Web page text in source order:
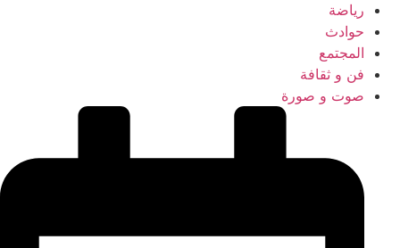
رياضة
حوادث
المجتمع
فن و ثقافة
صوت و صورة